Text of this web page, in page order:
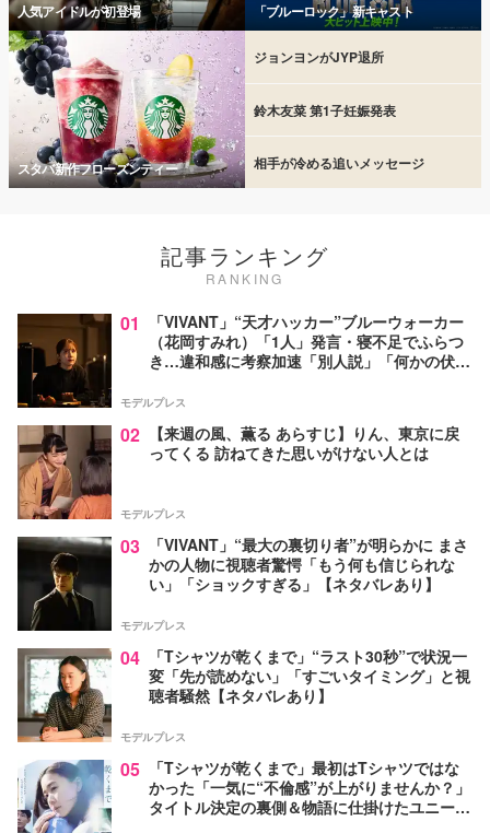
人気アイドルが初登場 「ブルーロック」新キャスト
スタバ新作フローズンティー
ジョンヨンがJYP退所
鈴木友菜 第1子妊娠発表
相手が冷める追いメッセージ
記事ランキング
RANKING
01
「VIVANT」“天才ハッカー”ブルーウォーカー
（花岡すみれ）「1人」発言・寝不足でふらつ
き…違和感に考察加速「別人説」「何かの伏線
モデルプレス
02
【来週の風、薫る あらすじ】りん、東京に戻
ってくる 訪ねてきた思いがけない人とは
モデルプレス
03
「VIVANT」“最大の裏切り者”が明らかに まさ
かの人物に視聴者驚愕「もう何も信じられな
い」「ショックすぎる」【ネタバレあり】
モデルプレス
04
「Tシャツが乾くまで」“ラスト30秒”で状況一
変「先が読めない」「すごいタイミング」と視
聴者騒然【ネタバレあり】
モデルプレス
05
「Tシャツが乾くまで」最初はTシャツではな
かった「一気に“不倫感”が上がりませんか？」
タイトル決定の裏側＆物語に仕掛けたユニーク